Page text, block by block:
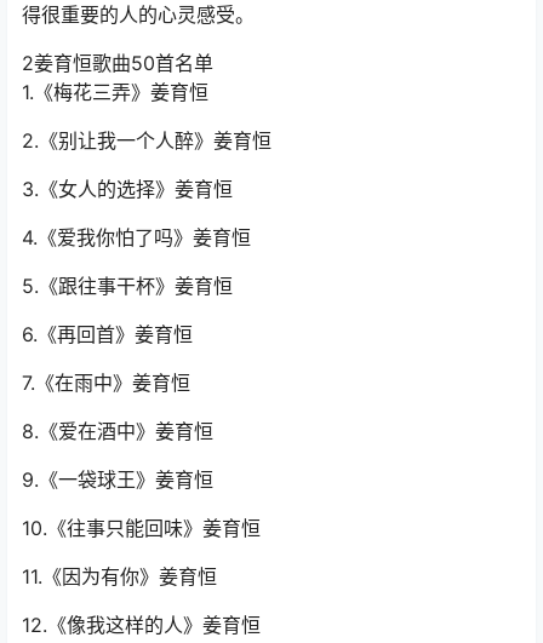
得很重要的人的心灵感受。
2姜育恒歌曲50首名单
1.《梅花三弄》姜育恒
2.《别让我一个人醉》姜育恒
3.《女人的选择》姜育恒
4.《爱我你怕了吗》姜育恒
5.《跟往事干杯》姜育恒
6.《再回首》姜育恒
7.《在雨中》姜育恒
8.《爱在酒中》姜育恒
9.《一袋球王》姜育恒
10.《往事只能回味》姜育恒
11.《因为有你》姜育恒
12.《像我这样的人》姜育恒